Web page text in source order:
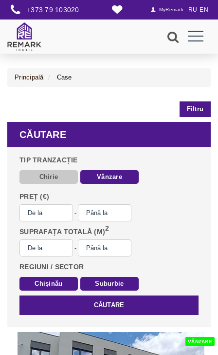
+373 79 103020 MyRemark RU EN
Principală Case
Filtru
CĂUTARE
TIP TRANZACȚIE
Chirie Vânzare
PREȚ (€)
-
SUPRAFAȚA TOTALĂ (M)2
-
REGIUNI / SECTOR
Chișinău Suburbie
CĂUTARE
VÂNZARE